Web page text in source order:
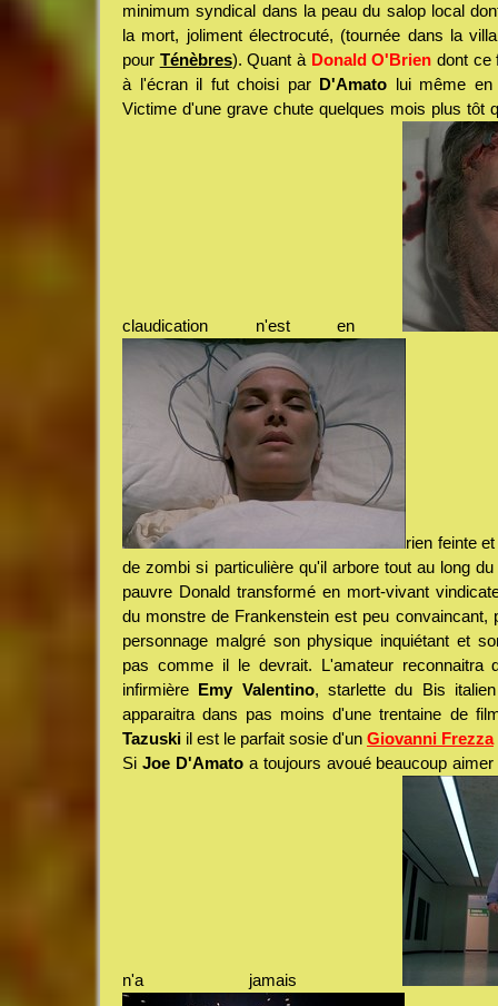
minimum syndical dans la peau du salop local
la mort, joliment électrocuté, (tournée dans la
pour Ténèbres). Quant à Donald O'Brien dont ce
à l'écran il fut choisi par D'Amato lui même en
Victime d'une grave chute quelques mois plus tôt
claudication n'est en
rien feinte
de zombi si particulière qu'il arbore tout au long
pauvre Donald transformé en mort-vivant
du monstre de Frankenstein est peu convaincant,
personnage malgré son physique inquiétant et
pas comme il le devrait. L'amateur reconnaitra
infirmière Emy Valentino, starlette du Bis
apparaitra dans pas moins d'une trentaine de
Tazuski il est le parfait sosie d'un Giovanni Frezza
Si Joe D'Amatoa toujours avoué beaucoup
n'a jamais